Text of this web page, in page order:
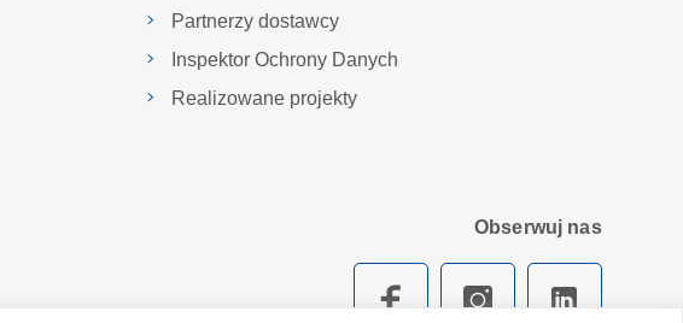
Partnerzy dostawcy
Inspektor Ochrony Danych
Realizowane projekty
Obserwuj nas